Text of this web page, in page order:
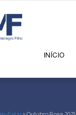
INÍCIO